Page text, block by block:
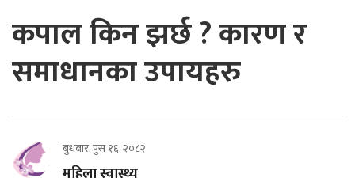
कपाल किन झर्छ ? कारण र
समाधानका उपायहरु
बुधबार, पुस १६, २०८२